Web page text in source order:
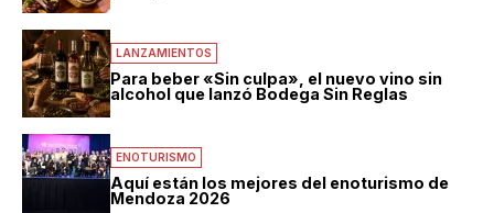
LANZAMIENTOS
Para beber «Sin culpa», el nuevo vino sin
alcohol que lanzó Bodega Sin Reglas
ENOTURISMO
Aquí están los mejores del enoturismo de
Mendoza 2026